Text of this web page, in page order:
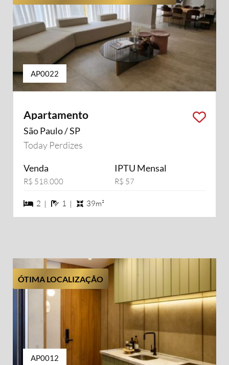
AP0022
Apartamento
São Paulo / SP
Today Perdizes
Venda
R$ 518.000
IPTU Mensal
R$ 57
2 dormiórios
2 | 1 banheiros
1 | 39m²
ÓTIMA LOCALIZAÇÃO
AP0012